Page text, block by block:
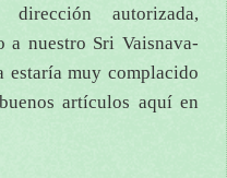
autorizada,
nuestro Sri Vaisnava-
estaría muy complacido
artículos aquí en